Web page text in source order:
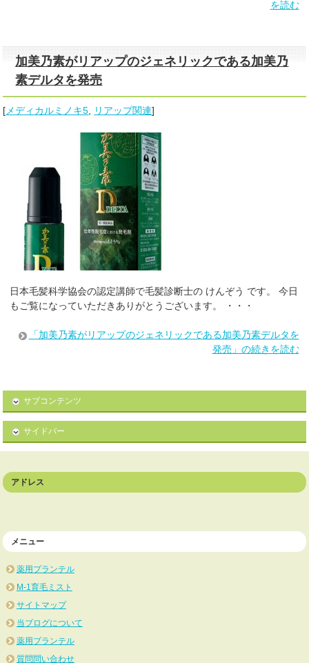
を読む
加美乃素がリアップのジェネリックである加美乃
素デルタを発売
[ メディカルミノキ5 リアップ関連]
日本毛髪科学協会の認定講師で毛髪診断士の けんぞう です。 今日
もご覧になっていただきありがとうございます。 ・・・
「加美乃素がリアップのジェネリックである加美乃素デルタを
発売」の続きを読む
サブコンテンツ
サイドバー
アドレス
メニュー
薬用プランテル
M-1育毛ミスト
サイトマップ
当ブログについて
薬用プランテル
質問問い合わせ